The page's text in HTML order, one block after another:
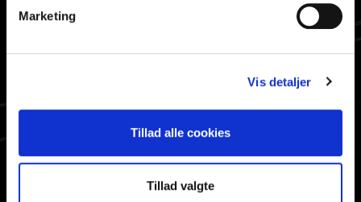
Marketing
Vis detaljer
Tillad alle cookies
Tillad valgte
HURTIG ADGANG
Søg på siden